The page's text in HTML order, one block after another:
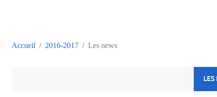
Accueil 2016-2017 Les news
LES